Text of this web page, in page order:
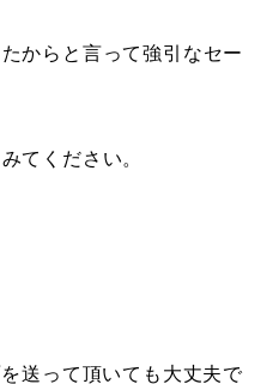
からと言って強引なセー
てください。
送って頂いても大丈夫で